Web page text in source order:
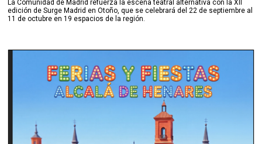
La Comunidad de Madrid refuerza la escena teatral alternativa con la XII
edición de Surge Madrid en Otoño, que se celebrará del 22 de septiembre al
11 de octubre en 19 espacios de la región.